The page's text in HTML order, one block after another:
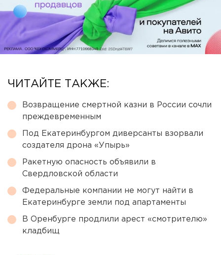
ЧИТАЙТЕ ТАКЖЕ:
Возвращение смертной казни в России сочли
преждевременным
Под Екатеринбургом диверсанты взорвали
создателя дрона «Упырь»
Ракетную опасность объявили в
Свердловской области
Федеральные компании не могут найти в
Екатеринбурге земли под апартаменты
В Оренбурге продлили арест «смотрителю»
кладбищ